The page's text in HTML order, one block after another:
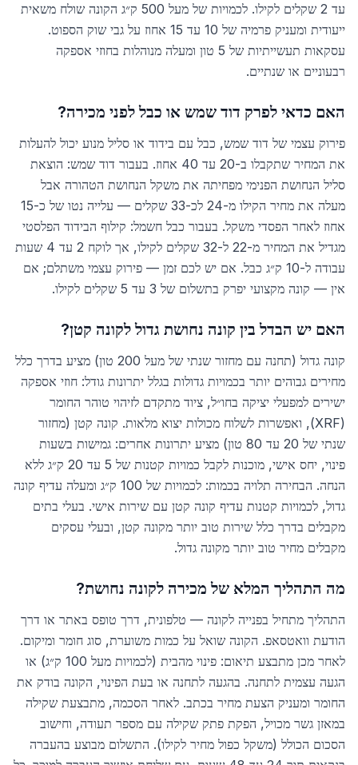
עד 2 שקלים לקילו. לכמויות של מעל 500 ק״ג הקונה שולח משאית
ייעודית ומעניק פרמיה של 10 עד 15 אחוז על גבי שוק הספוט.
עסקאות תעשייתיות של 5 טון ומעלה מנוהלות בחוזי אספקה
רבעוניים או שנתיים.
האם כדאי לפרק דוד שמש או כבל לפני מכירה?
פירוק עצמי של דוד שמש, כבל עם בידוד או סליל מנוע יכול להעלות
את המחיר שתקבלו ב-20 עד 40 אחוז. בעבור דוד שמש: הוצאת
סליל הנחושת הפנימי מפחיתה את משקל הנחושת הטהורה אבל
מעלה את מחיר הקילו מ-24 לכ-33 שקלים — עלייה נטו של כ-15
אחוז לאחר הפסדי משקל. בעבור כבל חשמל: קילוף הבידוד הפלסטי
מגדיל את המחיר מ-22 ל-32 שקלים לקילו, אך לוקח 2 עד 4 שעות
עבודה ל-10 ק״ג כבל. אם יש לכם זמן — פירוק עצמי משתלם; אם
אין — קונה מקצועי יפרק בתשלום של 3 עד 5 שקלים לקילו.
האם יש הבדל בין קונה נחושת גדול לקונה קטן?
קונה גדול (תחנה עם מחזור שנתי של מעל 200 טון) מציע בדרך כלל
מחירים גבוהים יותר בכמויות גדולות בגלל יתרונות גודל: חוזי אספקה
ישירים למפעלי יציקה בחו״ל, ציוד מתקדם לזיהוי טוהר החומר
(XRF), ואפשרות לשלוח מכולות יצוא מלאות. קונה קטן (מחזור
שנתי של 20 עד 80 טון) מציע יתרונות אחרים: גמישות בשעות
פינוי, יחס אישי, מוכנות לקבל כמויות קטנות של 5 עד 20 ק״ג ללא
הנחה. הבחירה תלויה בכמות: לכמויות של 100 ק״ג ומעלה עדיף קונה
גדול, לכמויות קטנות עדיף קונה קטן עם שירות אישי. בעלי בתים
מקבלים בדרך כלל שירות טוב יותר מקונה קטן, ובעלי עסקים
מקבלים מחיר טוב יותר מקונה גדול.
מה התהליך המלא של מכירה לקונה נחושת?
התהליך מתחיל בפנייה לקונה — טלפונית, דרך טופס באתר או דרך
הודעת וואטסאפ. הקונה שואל על כמות משוערת, סוג חומר ומיקום.
לאחר מכן מתבצע תיאום: פינוי מהבית (לכמויות מעל 100 ק״ג) או
הגעה עצמית לתחנה. בהגעה לתחנה או בעת הפינוי, הקונה בודק את
החומר ומעניק הצעת מחיר בכתב. לאחר הסכמה, מתבצעת שקילה
במאזן גשר מכויל, הפקת פתק שקילה עם מספר תעודה, וחישוב
הסכום הכולל (משקל כפול מחיר לקילו). התשלום מבוצע בהעברה